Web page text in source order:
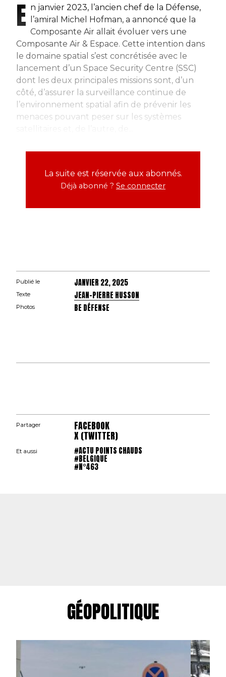
E n janvier 2023, l’ancien chef de la Défense,
l’amiral Michel Hofman, a annoncé que la
Composante Air allait évoluer vers une
Composante Air & Espace. Cette intention dans
le domaine spatial s’est concrétisée avec le
lancement d’un Space Security Centre (SSC)
dont les deux principales missions sont, d’un
côté, d’assurer la surveillance continue de
l’environnement spatial afin de prévenir les
menaces pouvant peser sur les systèmes
La suite est réservée aux abonnés.
Déjà abonné ? Se connecter
Publié le JANVIER 22, 2025
Texte JEAN-PIERRE HUSSON
Photos BE DÉFENSE
Partager FACEBOOK
X (TWITTER)
Et aussi #ACTU POINTS CHAUDS
#BELGIQUE
#N°463
GÉOPOLITIQUE